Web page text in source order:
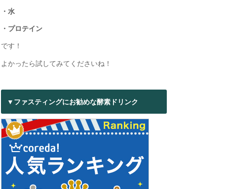
・水
・プロテイン
です！
よかったら試してみてくださいね！
▼ファスティングにお勧めな酵素ドリンク